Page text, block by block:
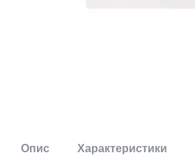
Опис Характеристики